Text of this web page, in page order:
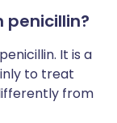
penicillin?
It is a
to treat
from